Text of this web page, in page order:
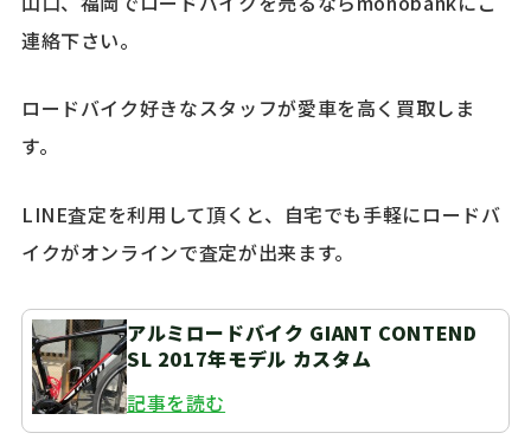
連絡下さい。
ロードバイク好きなスタッフが愛車を高く買取しま
す。
LINE査定を利用して頂くと、自宅でも手軽にロードバ
イクがオンラインで査定が出来ます。
アルミロードバイク GIANT CONTEND
SL 2017年モデル カスタム
記事を読む